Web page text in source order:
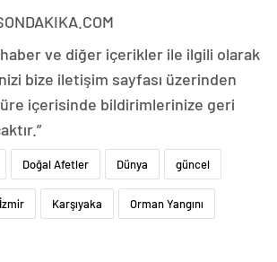
haber ve diğer içerikler ile ilgili olarak
bize iletişim sayfası üzerinden
içerisinde bildirimlerinize geri
Doğal Afetler Dünya güncel
İzmir Karşıyaka Orman Yangını